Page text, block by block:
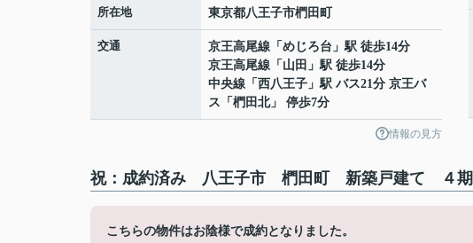
所在地 東京都八王子市椚田町
交通 京王高尾線 「 めじろ台 」駅 徒歩14分
京王高尾線 「 山田 」駅 徒歩14分
中央線 「 西八王子 」駅 バス21分 京王バ
ス「椚田北」 停歩7分
情報の見方
祝：成約済み 八王子市 椚田町 新築戸建て ４期
こちらの物件はお陰様で成約となりました。